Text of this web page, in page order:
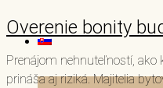
Overenie bonity
Prenájom nehnuteľností, ako
prináša aj riziká. Majitelia